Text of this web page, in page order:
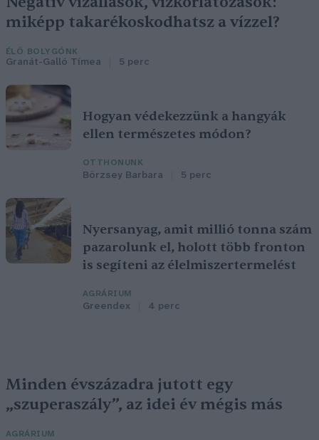
miképp takarékoskodhatsz a vízzel?
ÉLŐ BOLYGÓNK
Granát-Galló Tímea 5 perc
Hogyan védekezzünk a hangyák
ellen természetes módon?
OTTHONUNK
Börzsey Barbara 5 perc
Nyersanyag, amit millió tonna szám
pazarolunk el, holott több fronton
is segíteni az élelmiszertermelést
AGRÁRIUM
Greendex 4 perc
Minden évszázadra jutott egy
„szuperaszály”, az idei év mégis más
AGRÁRIUM